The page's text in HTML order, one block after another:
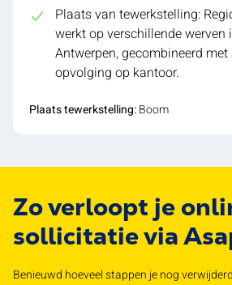
Plaats van tewerkstelling:
werkt op verschillende werven
Antwerpen, gecombineerd
opvolging op kantoor.
Plaats tewerkstelling:Boom
Zo verloopt je
sollicitatie via
Benieuwd hoeveel stappen je nog